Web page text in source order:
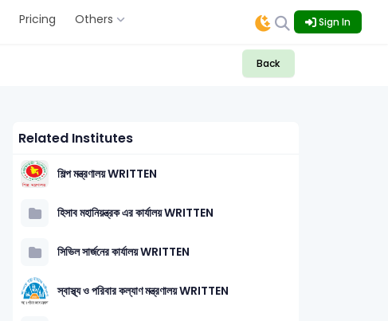
Pricing Others Sign In
Back
Related Institutes
শিল্প মন্ত্রণালয় WRITTEN
হিসাব মহানিয়ন্ত্রক এর কার্যালয় WRITTEN
সিভিল সার্জনের কার্যালয় WRITTEN
স্বাস্থ্য ও পরিবার কল্যাণ মন্ত্রণালয় WRITTEN